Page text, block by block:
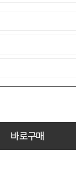
바로구매